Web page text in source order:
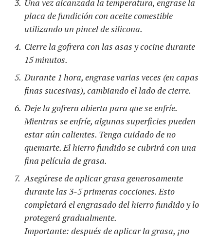
Una vez alcanzada la temperatura, engrase la
placa de fundición con aceite comestible
utilizando un pincel de silicona.
Cierre la gofrera con las asas y cocine durante
15 minutos.
Durante 1 hora, engrase varias veces (en capas
finas sucesivas), cambiando el lado de cierre.
Deje la gofrera abierta para que se enfríe.
Mientras se enfríe, algunas superficies pueden
estar aún calientes. Tenga cuidado de no
quemarte. El hierro fundido se cubrirá con una
fina película de grasa.
Asegúrese de aplicar grasa generosamente
durante las 3-5 primeras cocciones. Esto
completará el engrasado del hierro fundido y lo
protegerá gradualmente.
Importante: después de aplicar la grasa, ¡no